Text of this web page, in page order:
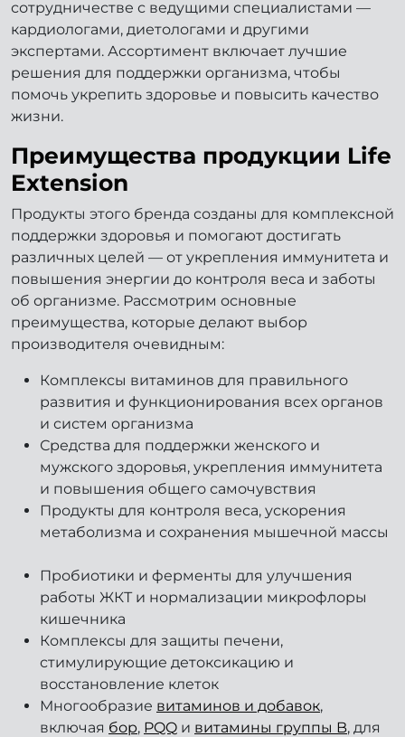
сотрудничестве с ведущими специалистами —
кардиологами, диетологами и другими
экспертами. Ассортимент включает лучшие
решения для поддержки организма, чтобы
помочь укрепить здоровье и повысить качество
жизни.
Преимущества продукции Life
Extension
Продукты этого бренда созданы для комплексной
поддержки здоровья и помогают достигать
различных целей — от укрепления иммунитета и
повышения энергии до контроля веса и заботы
об организме. Рассмотрим основные
преимущества, которые делают выбор
производителя очевидным:
Комплексы витаминов для правильного
развития и функционирования всех органов
и систем организма
Средства для поддержки женского и
мужского здоровья, укрепления иммунитета
и повышения общего самочувствия
Продукты для контроля веса, ускорения
метаболизма и сохранения мышечной массы
Пробиотики и ферменты для улучшения
работы ЖКТ и нормализации микрофлоры
кишечника
Комплексы для защиты печени,
стимулирующие детоксикацию и
восстановление клеток
Многообразие витаминов и добавок,
включая бор, PQQ и витамины группы B, для